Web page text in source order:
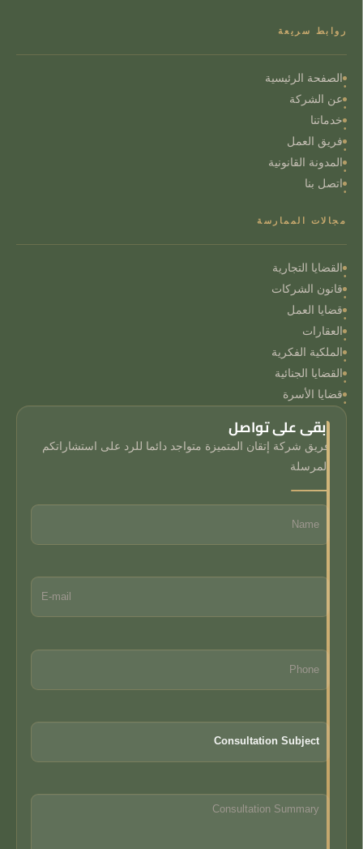
روابط سريعة
الصفحة الرئيسية
عن الشركة
خدماتنا
فريق العمل
المدونة القانونية
اتصل بنا
مجالات الممارسة
القضايا التجارية
قانون الشركات
قضايا العمل
العقارات
الملكية الفكرية
القضايا الجنائية
قضايا الأسرة
ابقى على تواصل
فريق شركة إتقان المتميزة متواجد دائما للرد على استشاراتكم
المرسلة